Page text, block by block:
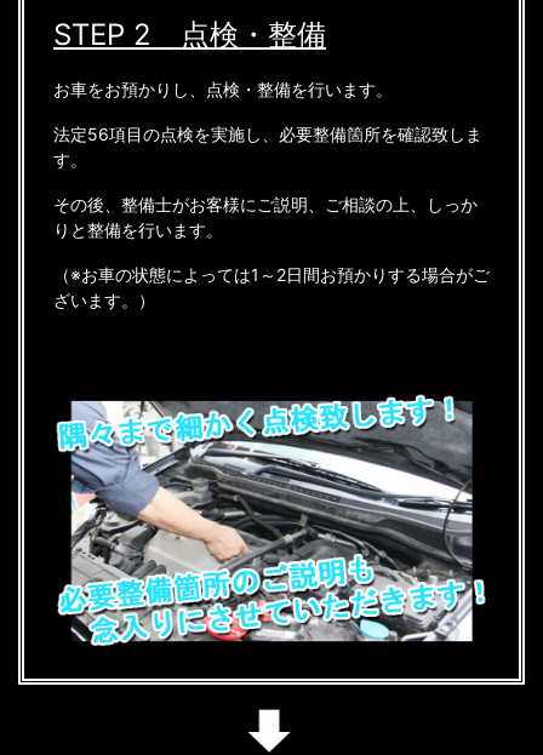
STEP 2 点検・整備
お車をお預かりし、点検・整備を行います。
法定56項目の点検を実施し、必要整備箇所を確認致しま
す。
その後、整備士がお客様にご説明、ご相談の上、しっか
りと整備を行います。
（※お車の状態によっては1～2日間お預かりする場合がご
ざいます。）